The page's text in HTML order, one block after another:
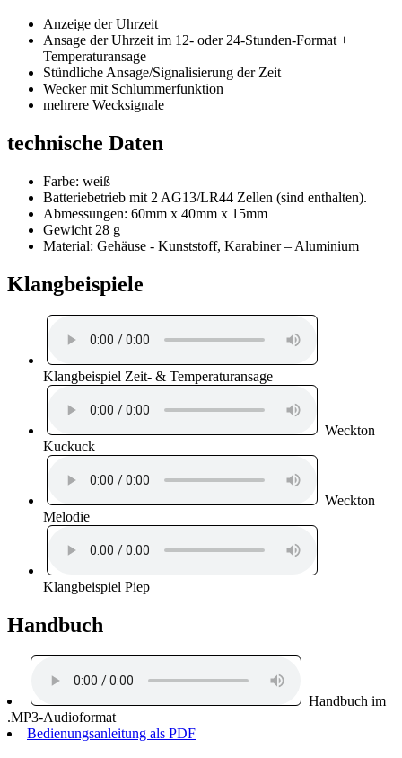
Anzeige der Uhrzeit
Ansage der Uhrzeit im 12- oder 24-Stunden-Format +
Temperaturansage
Stündliche Ansage/Signalisierung der Zeit
Wecker mit Schlummerfunktion
mehrere Wecksignale
technische Daten
Farbe: weiß
Batteriebetrieb mit 2 AG13/LR44 Zellen (sind enthalten).
Abmessungen: 60mm x 40mm x 15mm
Gewicht 28 g
Material: Gehäuse - Kunststoff, Karabiner – Aluminium
Klangbeispiele
Klangbeispiel Zeit- & Temperaturansage
Weckton
Kuckuck
Weckton
Melodie
Klangbeispiel Piep
Handbuch
Handbuch im
.MP3-Audioformat
Bedienungsanleitung als PDF